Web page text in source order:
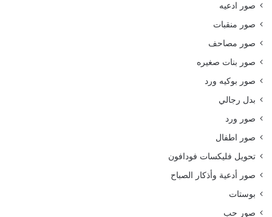
صور ادعيه
صور منقبات
صور مصاحف
صور بنات صغيره
صور بوكيه ورد
بدل رجالي
صور ورد
صور اطفال
تحويل فليكسات فودافون
صور أدعية وأذكار الصباح
بوستات
صور حب